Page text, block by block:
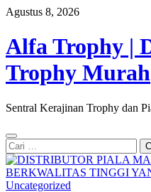
Skip
content
Agustus 8, 2026
Alfa Trophy |
Trophy Murah
Sentral Kerajinan Trophy dan
Cari
untuk:
Uncategorized